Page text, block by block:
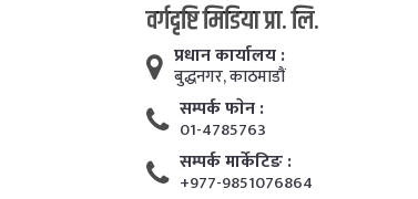
वर्गदृष्टि मिडिया प्रा. लि.
प्रधान कार्यालय :
बुद्धनगर, काठमाडाैं
सम्पर्क फाेन :
01-4785763
सम्पर्क मार्केटिङ :
+977-9851076864